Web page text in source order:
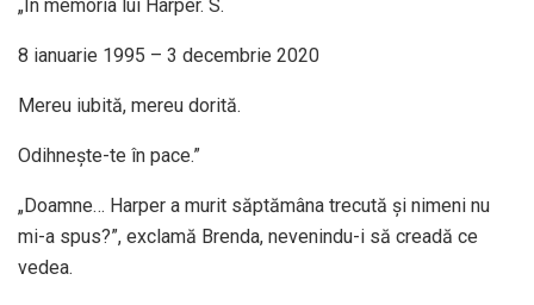
„În memoria lui Harper. S.
8 ianuarie 1995 – 3 decembrie 2020
Mereu iubită, mereu dorită.
Odihnește-te în pace.”
„Doamne… Harper a murit săptămâna trecută și nimeni nu
mi-a spus?”, exclamă Brenda, nevenindu-i să creadă ce
vedea.